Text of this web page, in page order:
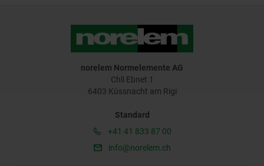
norelem Normelemente AG
Chli Ebnet 1
6403 Küssnacht am Rigi
Standard
+41 41 833 87 00
info@norelem.ch